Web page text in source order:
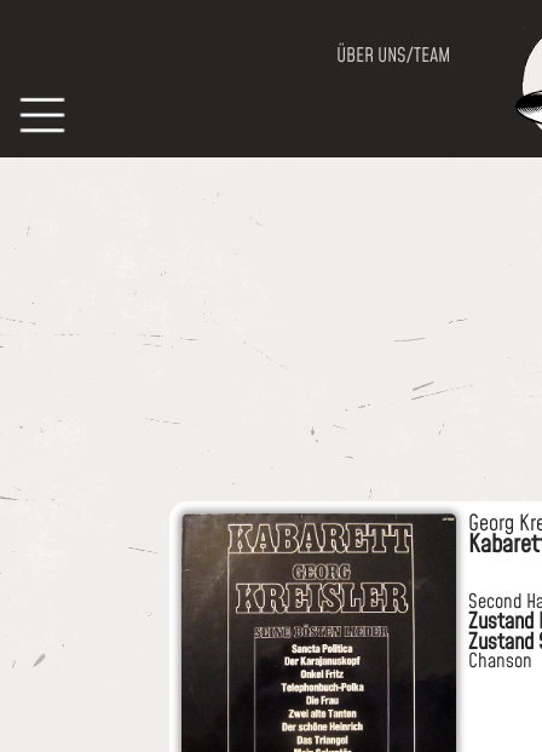
ÜBER UNS/TEAM
Georg
Second
Zustand
Zustand
Chanson